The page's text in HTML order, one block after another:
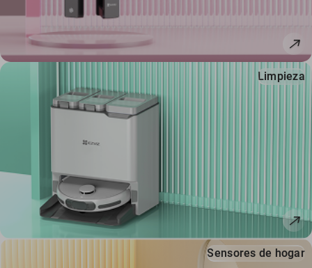
Limpieza
Sensores de hogar